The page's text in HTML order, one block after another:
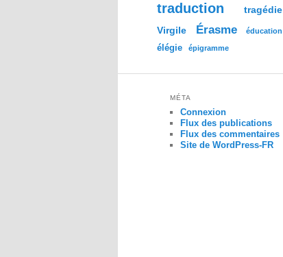
traduction
tragédie
Virgile
Érasme éducation
élégie épigramme
MÉTA
Connexion
Flux des publications
Flux des commentaires
Site de WordPress-FR